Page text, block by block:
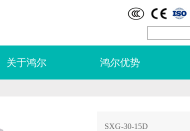
关于鸿尔 鸿尔优势
SXG-30-15D